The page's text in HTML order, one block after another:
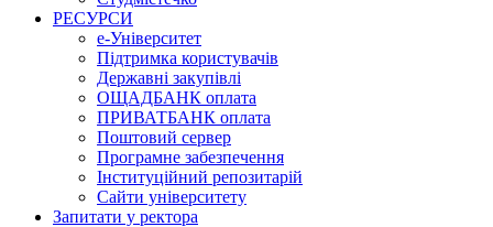
РЕСУРСИ
е-Університет
Підтримка користувачів
Державні закупівлі
ОЩАДБАНК оплата
ПРИВАТБАНК оплата
Поштовий сервер
Програмне забезпечення
Інституційний репозитарій
Сайти університету
Запитати у ректора